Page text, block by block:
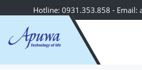
Hotline: 0931.353.858 - Email: